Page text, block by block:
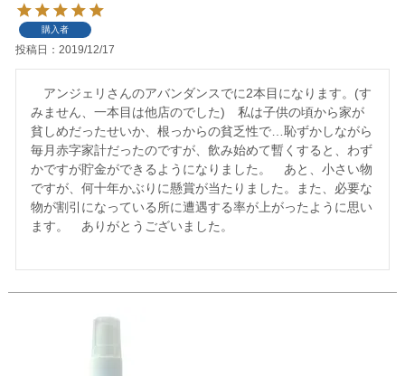
購入者
投稿日 2019/12/17
アンジェリさんのアバンダンスでに2本目になります。(す
みません、一本目は他店のでした)　私は子供の頃から家が
貧しめだったせいか、根っからの貧乏性で…恥ずかしながら
毎月赤字家計だったのですが、飲み始めて暫くすると、わず
かですが貯金ができるようになりました。　あと、小さい物
ですが、何十年かぶりに懸賞が当たりました。また、必要な
物が割引になっている所に遭遇する率が上がったように思い
ます。　ありがとうございました。